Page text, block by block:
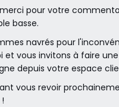
merci pour votre
basse.
navrés pour
et vous invitons à faire
depuis votre espace
vous revoir